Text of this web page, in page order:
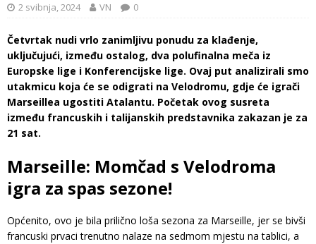
2 svibnja, 2024 VN 0
Četvrtak nudi vrlo zanimljivu ponudu za klađenje,
uključujući, između ostalog, dva polufinalna meča iz
Europske lige i Konferencijske lige. Ovaj put analizirali smo
utakmicu koja će se odigrati na Velodromu, gdje će igrači
Marseillea ugostiti Atalantu. Početak ovog susreta
između francuskih i talijanskih predstavnika zakazan je za
21 sat.
Marseille: Momčad s Velodroma
igra za spas sezone!
Općenito, ovo je bila prilično loša sezona za Marseille, jer se bivši
francuski prvaci trenutno nalaze na sedmom mjestu na tablici, a